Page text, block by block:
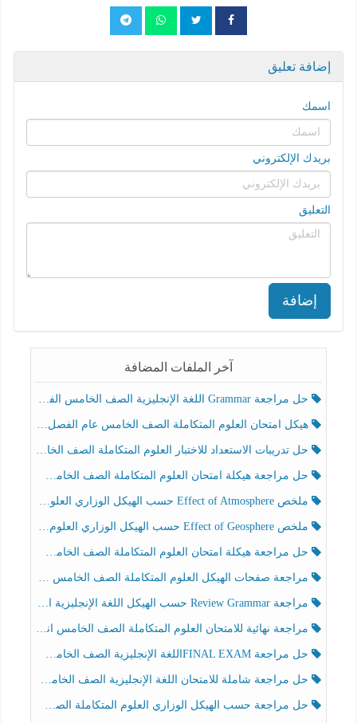
إضافة تعليق
اسمك
بريدك الإلكتروني
التعليق
إضافة
آخر الملفات المضافة
حل مراجعة Grammar اللغة الإنجليزية الصف الخامس الفصل الثالث
هيكل امتحان العلوم المتكاملة الصف الخامس عام الفصل الدراسي الثالث 2025-2026
حل تدريبات الاستعداد للاختبار العلوم المتكاملة الصف الخامس عام الفصل الثالث
حل مراجعة هيكلة امتحان العلوم المتكاملة الصف الخامس انسبير الفصل الثالث
ملخص Effect of Atmosphere حسب الهيكل الوزاري العلوم المتكاملة الصف الخامس انسبير الفصل الثالث
ملخص Effect of Geosphere حسب الهيكل الوزاري العلوم المتكاملة الصف الخامس انسبير الفصل الثالث
حل مراجعة هيكلة امتحان العلوم المتكاملة الصف الخامس عام الفصل الثالث
مراجعة صفحات الهيكل العلوم المتكاملة الصف الخامس انسبير الفصل الثالث
مراجعة Review Grammar حسب الهيكل اللغة الإنجليزية الصف الخامس الفصل الثالث
مراجعة نهائية للامتحان العلوم المتكاملة الصف الخامس انسبير الفصل الثالث
حل مراجعة FINAL EXAMاللغة الإنجليزية الصف الخامس الفصل الثالث
حل مراجعة شاملة للامتحان اللغة الإنجليزية الصف الخامس الفصل الثالث
حل مراجعة حسب الهيكل الوزاري العلوم المتكاملة الصف الخامس عام الفصل الثالث